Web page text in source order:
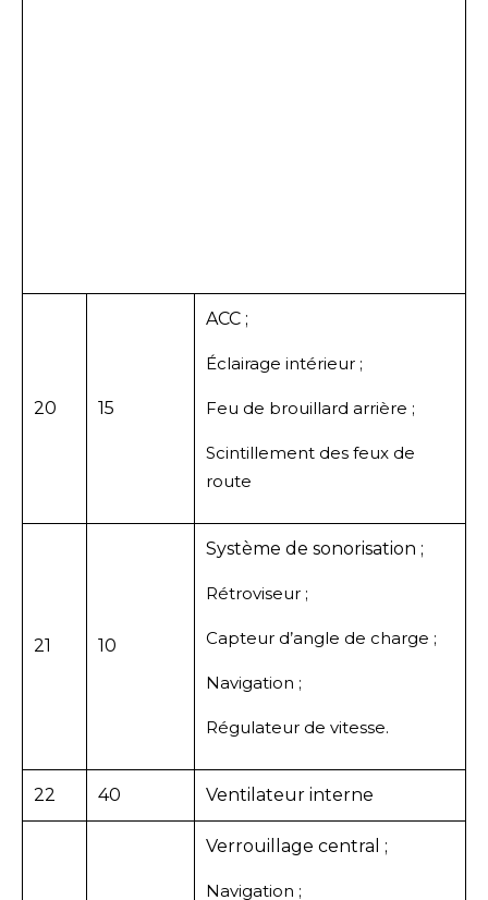
20 15
ACC ;
Éclairage intérieur ;
Feu de brouillard arrière ;
Scintillement des feux de
route
21 10
Système de sonorisation ;
Rétroviseur ;
Capteur d’angle de charge ;
Navigation ;
Régulateur de vitesse.
22 40 Ventilateur interne
Verrouillage central ;
Navigation ;